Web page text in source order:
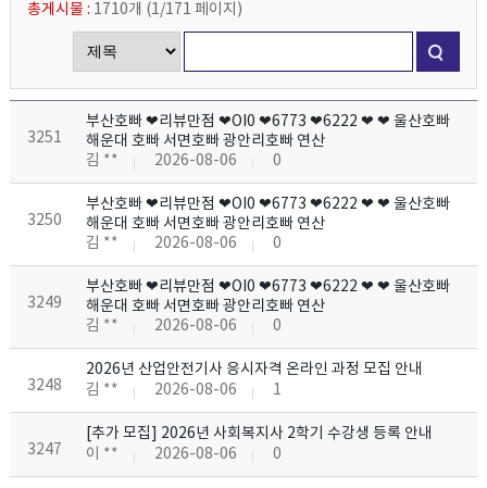
총게시물 : 1710개 (1/171 페이지 )
3251
부산호빠 ❤리뷰만점 ❤OI0 ❤6773 ❤6222 ❤ ❤ 울산호빠
해운대 호빠 서면호빠 광안리호빠 연산
김 **
2026-08-06 0
3250
부산호빠 ❤리뷰만점 ❤OI0 ❤6773 ❤6222 ❤ ❤ 울산호빠
해운대 호빠 서면호빠 광안리호빠 연산
김 **
2026-08-06 0
3249
부산호빠 ❤리뷰만점 ❤OI0 ❤6773 ❤6222 ❤ ❤ 울산호빠
해운대 호빠 서면호빠 광안리호빠 연산
김 **
2026-08-06 0
3248
2026년 산업안전기사 응시자격 온라인 과정 모집 안내
김 **
2026-08-06 1
3247
[추가 모집] 2026년 사회복지사 2학기 수강생 등록 안내
이 **
2026-08-06 0